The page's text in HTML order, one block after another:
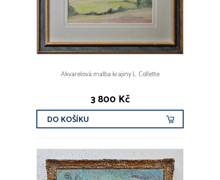
Akvarelová malba krajiny L. Collette
3 800 Kč
DO KOŠÍKU